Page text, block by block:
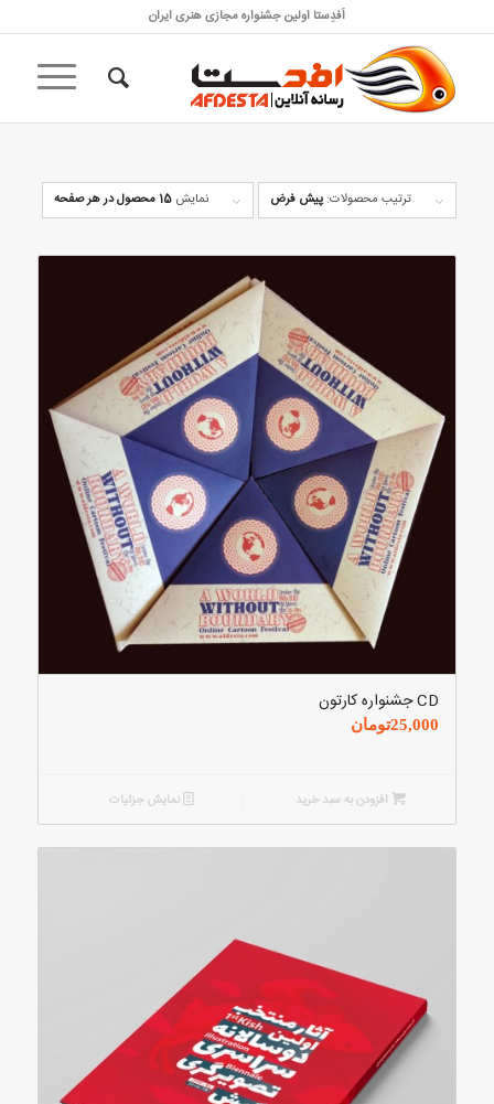
اَفدِستا اولین جشنواره مجازی هنری ایران
ترتیب محصولات: پیش فرض نمایش 15 محصول در هر صفحه
CD جشنواره کارتون
25,000تومان
افزودن به سبد خرید نمایش جزئیات